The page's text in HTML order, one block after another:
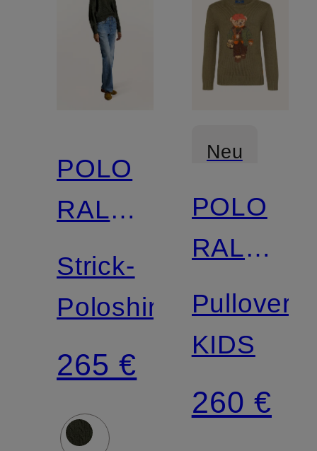
POLO
RALPH
LAUREN
Strick-
Poloshirt
265 €
Neu
POLO
RALPH
LAUREN
Pullover
KIDS
260 €